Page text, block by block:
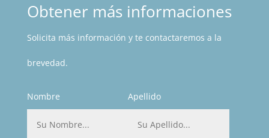
Obtener más informaciones
Solicita más información y te contactaremos a la
brevedad.
Nombre Apellido